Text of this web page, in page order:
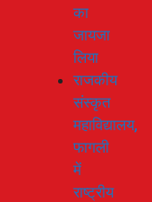
का
जायजा
लिया
राजकीय
संस्कृत
महाविद्यालय,
फागली
में
राष्ट्रीय